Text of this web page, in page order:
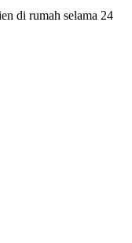
di rumah selama 24